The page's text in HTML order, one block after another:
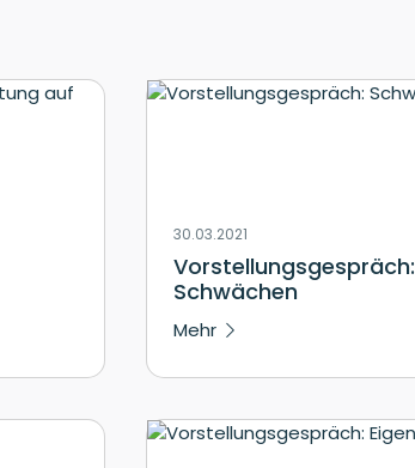
30.03.2021
Vorstellungsgespräch:
Schwächen
Mehr